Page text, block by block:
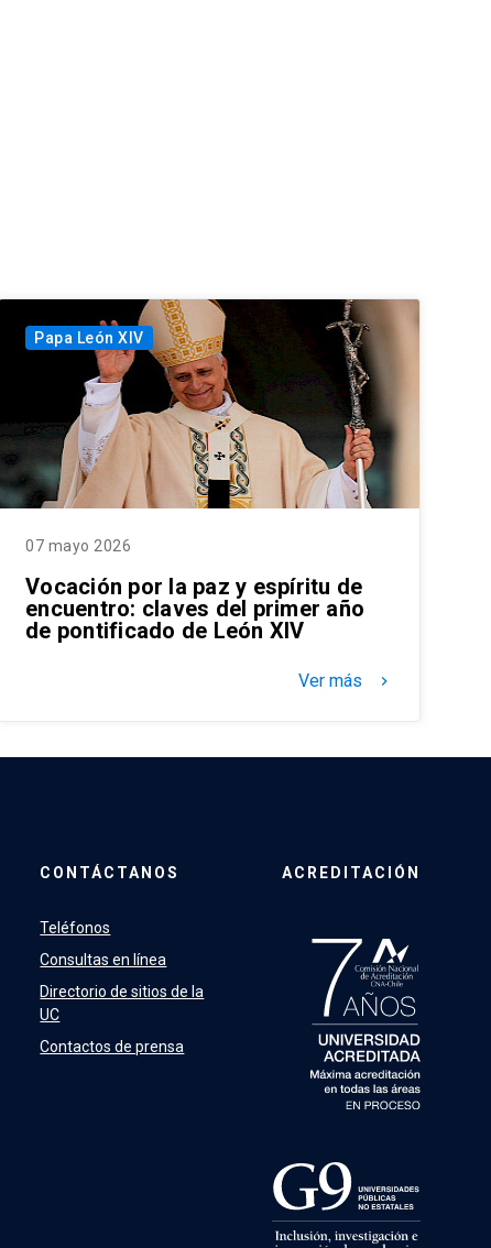
Papa León XIV
07 mayo 2026
Vocación por la paz y espíritu de
encuentro: claves del primer año
de pontificado de León XIV
Ver más keyboard_arrow_right
CONTÁCTANOS
Teléfonos
Consultas en línea
Directorio de sitios de la
UC
Contactos de prensa
ACREDITACIÓN